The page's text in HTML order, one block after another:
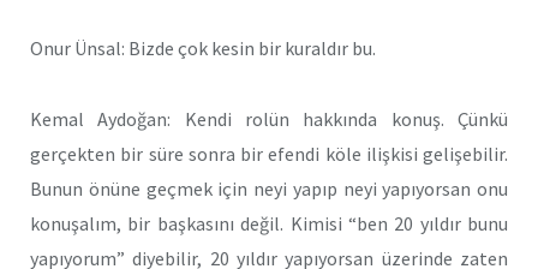
Onur Ünsal: Bizde çok kesin bir kuraldır bu.
Kemal Aydoğan: Kendi rolün hakkında konuş. Çünkü
gerçekten bir süre sonra bir efendi köle ilişkisi gelişebilir.
Bunun önüne geçmek için neyi yapıp neyi yapıyorsan onu
konuşalım, bir başkasını değil. Kimisi “ben 20 yıldır bunu
yapıyorum” diyebilir, 20 yıldır yapıyorsan üzerinde zaten